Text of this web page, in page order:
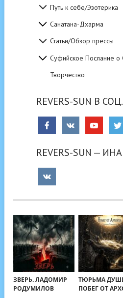
Путь к себе/Эзотерика
Санатана-Дхарма
Статьи/Обзор прессы
Суфийское Послание
Творчество
REVERS-SUN В
REVERS-SUN —
ЗВЕРЬ. ЛАДОМИР
РОДУМИЛОВ
ТЮРЬМА
ПОБЕГ ОТ